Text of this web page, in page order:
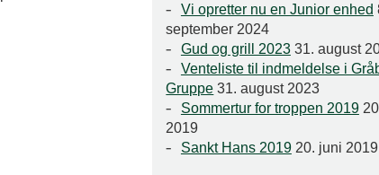
Vi opretter nu en Junior enhed
september 2024
Gud og grill 2023 31. august
Venteliste til indmeldelse i
Gruppe 31. august 2023
Sommertur for troppen 2019
2019
Sankt Hans 2019 20. juni 2019